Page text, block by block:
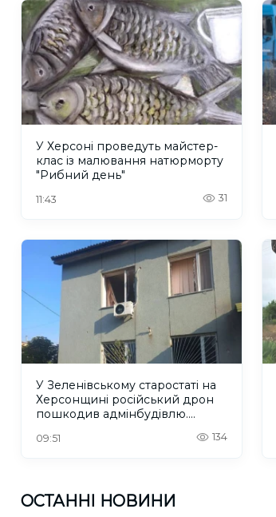
У Херсоні проведуть майстер-
клас із малювання натюрморту
"Рибний день"
11:43 31
У Зеленівському старостаті на
Херсонщині російський дрон
пошкодив адмінбудівлю.
09:51 134
ОСТАННІ НОВИНИ